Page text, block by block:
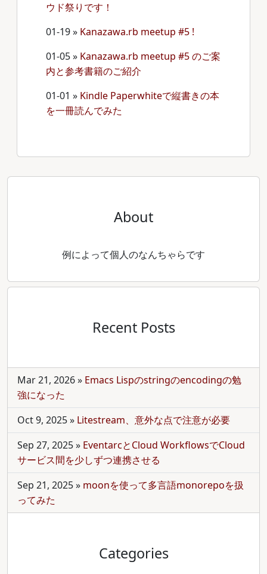
ウド祭りです！
01-19» Kanazawa.rb meetup #5 !
01-05» Kanazawa.rb meetup #5 のご案
内と参考書籍のご紹介
01-01 » Kindle Paperwhiteで縦書きの本
を一冊読んでみた
About
例によって個人のなんちゃらです
Recent Posts
Mar 21, 2026» Emacs Lispのstringのencodingの勉
強になった
Oct 9, 2025» Litestream、意外な点で注意が必要
Sep 27, 2025» EventarcとCloud WorkflowsでCloud
サービス間を少しずつ連携させる
Sep 21, 2025» moonを使って多言語monorepoを扱
ってみた
Categories